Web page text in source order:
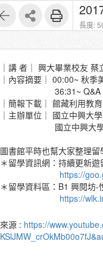
長度:
｜講 者｜ 興大畢業校友
｜內容摘要｜ 00:00~ 秋季
36:31~ Q&A 提
｜簡報下載｜ 館藏利用教
｜主辦單位｜ 國立中興大
國立中興大學 生
圖書館平時也幫大家整理
＊留學資訊網：持續更新
https://
＊留學資料區：B1 興閱坊-
https://
來源 : https://